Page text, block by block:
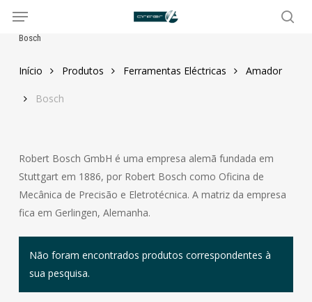
main
Menu
Bosch
Início Produtos Ferramentas Eléctricas Amador
Bosch
Robert Bosch GmbH é uma empresa alemã fundada em
Stuttgart em 1886, por Robert Bosch como Oficina de
Mecânica de Precisão e Eletrotécnica. A matriz da empresa
fica em Gerlingen, Alemanha.
Não foram encontrados produtos correspondentes à
sua pesquisa.